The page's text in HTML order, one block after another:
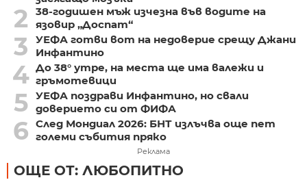
2
38-годишен мъж изчезна във водите на
язовир „Доспат“
3
УЕФА готви вот на недоверие срещу Джани
Инфантино
4 До 38° утре, на места ще има валежи и
гръмотевици
5 УЕФА поздрави Инфантино, но свали
доверието си от ФИФА
6 След Мондиал 2026: БНТ излъчва още пет
големи събития пряко
Реклама
ОЩЕ ОТ: ЛЮБОПИТНО